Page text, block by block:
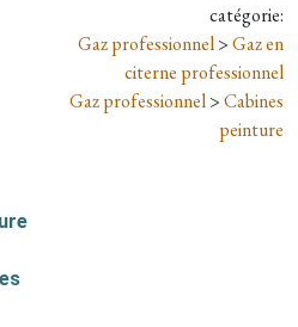
catégorie:
Gaz professionnel>Gaz en
citerne professionnel
Gaz professionnel>Cabines
peinture